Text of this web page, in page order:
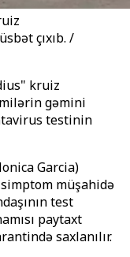
çıxıb. /
kruiz
gəmini
testinin
Garcia)
müşahidə
test
paytaxt
saxlanılır.